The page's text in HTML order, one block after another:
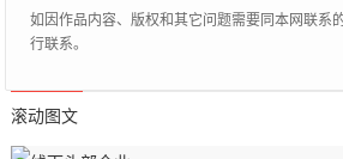
如因作品内容、版权和其它问题需要同本网联系
行联系。
滚动图文